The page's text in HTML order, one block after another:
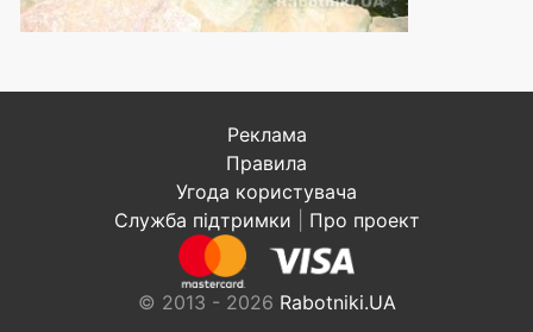
Реклама
Правила
Угода користувача
Служба підтримки
Про проект
© 2013 - 2026 Rabotniki.UA